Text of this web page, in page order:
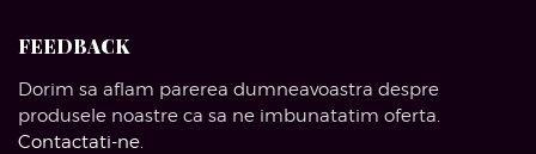
FEEDBACK
Dorim sa aflam parerea dumneavoastra despre
produsele noastre ca sa ne imbunatatim oferta.
Contactati-ne.